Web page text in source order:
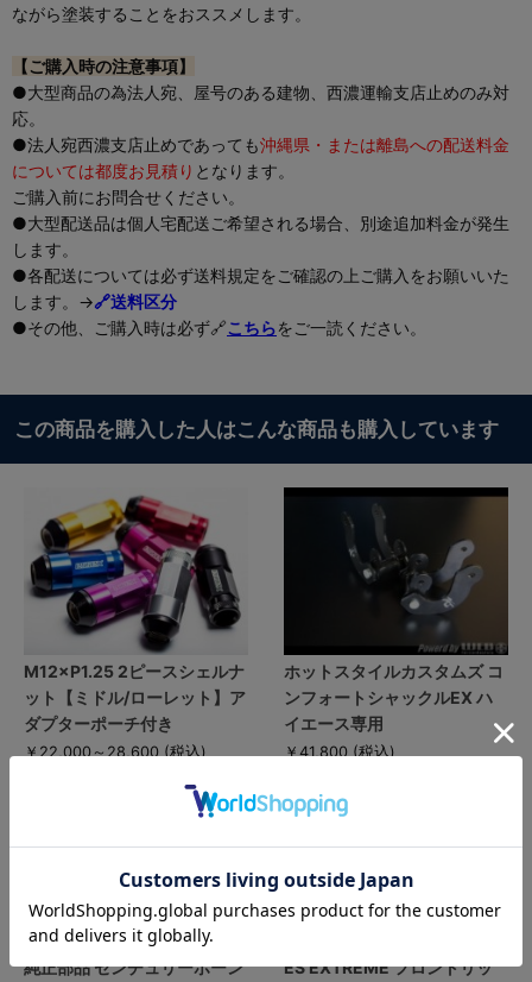
ながら塗装することをおススメします。
【ご購入時の注意事項】
●大型商品の為法人宛、屋号のある建物、西濃運輸支店止めのみ対
応。
●法人宛西濃支店止めであっても沖縄県・または離島への配送料金
については都度お見積り となります。
ご購入前にお問合せください。
●大型配送品は個人宅配送ご希望される場合、別途追加料金が発生
します。
●各配送については必ず送料規定をご確認の上ご購入をお願いいた
します。→🔗送料区分
●その他、ご購入時は必ず🔗こちらをご一読ください。
この商品を購入した人はこんな商品も購入しています
M12×P1.25 2ピースシェルナ
ット【ミドル/ローレット】ア
ダプターポーチ付き
￥22,000～28,600(税込)
ホットスタイルカスタムズ コ
ンフォートシャックルEX ハ
イエース専用
￥41,800(税込)
純正部品 センチュリーホーン
ES EXTREME フロントリッ